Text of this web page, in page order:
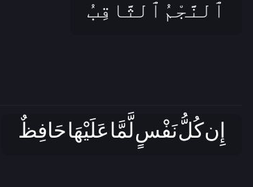
ٱلنَّجْمُ ٱلثَّاقِبُ
إِن كُلُّ نَفْسٍ لَّمَّا عَلَيْهَا حَافِظٌ